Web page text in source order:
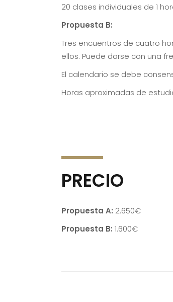
20 clases individuales de 1
Propuesta B:
Tres encuentros de cuatro
ellos. Puede darse con una
El calendario se debe
Horas aproximadas de
PRECIO
Propuesta A: 2.650€
Propuesta B: 1.600€